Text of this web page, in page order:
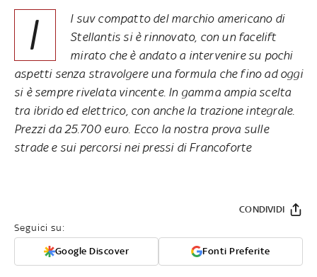
I
l suv compatto del marchio americano di
Stellantis si è rinnovato, con un facelift
mirato che è andato a intervenire su pochi
aspetti senza stravolgere una formula che fino ad oggi
si è sempre rivelata vincente. In gamma ampia scelta
tra ibrido ed elettrico, con anche la trazione integrale.
Prezzi da 25.700 euro. Ecco la nostra prova sulle
strade e sui percorsi nei pressi di Francoforte
Seguici su:
Google Discover Fonti Preferite
CONDIVIDI